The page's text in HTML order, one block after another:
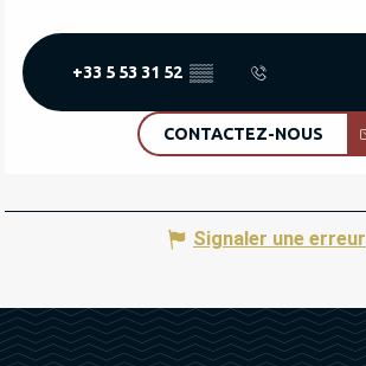
+33 5 53 31 52 ▒▒
CONTACTEZ-NOUS
Signaler une erreur